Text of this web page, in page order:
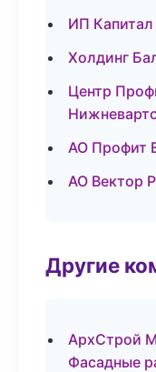
ИП
Холдинг
Центр
АО Профит
АО Вектор
Другие
АрхСтрой
Фасадные